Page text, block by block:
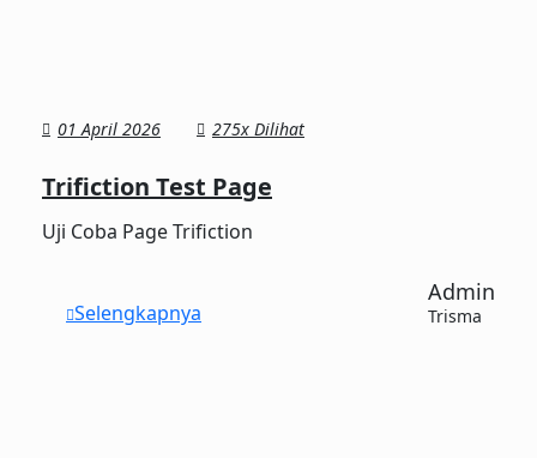
01 April 2026 275x Dilihat
Trifiction Test Page
Uji Coba Page Trifiction
Selengkapnya
Admin
Trisma